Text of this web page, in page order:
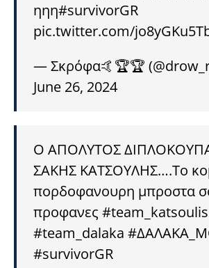
ηηη#survivorGR
pic.twitter.com/
— Σκρόφα🤙🏆🏆
June 26, 2024
Ο ΑΠΟΛΥΤΟΣ
ΣΑΚΗΣ ΚΑΤΣΟΥΛΗΣ….Το
πορδοφανουρη μπροστα
προφανες #team_katsoulis
#team_dalaka
#survivorGR